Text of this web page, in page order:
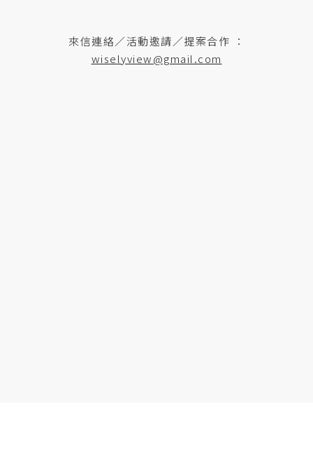
來信連絡／活動邀請／提案合作 ：
wiselyview@gmail.com